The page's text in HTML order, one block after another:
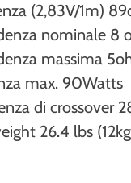
(2,83V/1m)
nominale 8
massima
max. 90Watts
di crossover
26.4 lbs